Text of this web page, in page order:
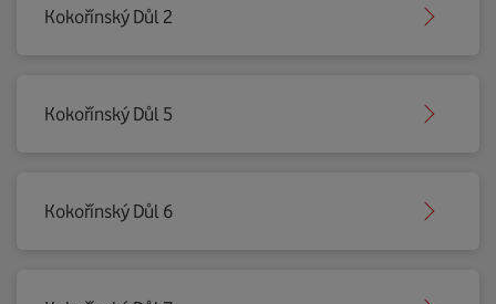
Kokořínský Důl 2
Kokořínský Důl 5
Kokořínský Důl 6